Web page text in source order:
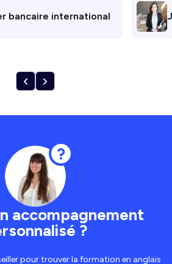
bancaire international
accompagnement
?
pour trouver la formation en anglais